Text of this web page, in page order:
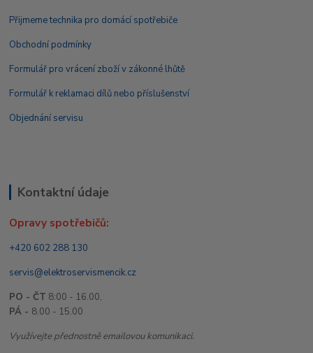
Přijmeme technika pro domácí spotřebiče
Obchodní podmínky
Formulář pro vrácení zboží v zákonné lhůtě
Formulář k reklamaci dílů nebo příslušenství
Objednání servisu
Kontaktní údaje
Opravy spotřebičů:
+420 602 288 130
servis@elektroservismencik.cz
PO - ČT 8:00 - 16.00,
PÁ - 8.00 - 15.00
Využívejte přednostně emailovou komunikaci.